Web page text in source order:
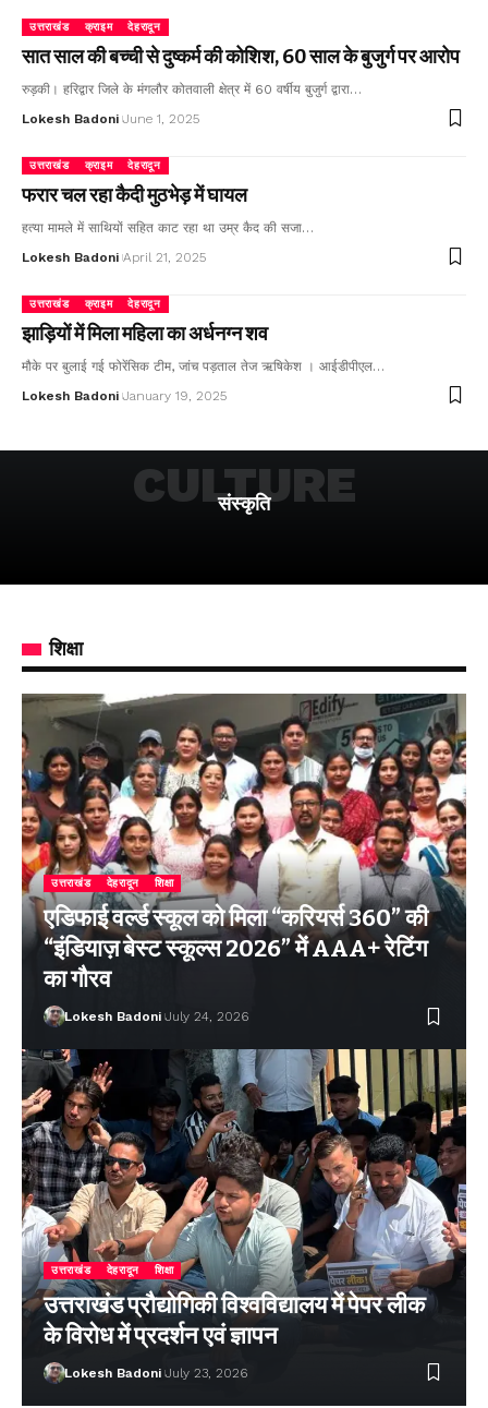
उत्तराखंड क्राइम देहरादून
सात साल की बच्ची से दुष्कर्म की कोशिश, 60 साल के बुजुर्ग पर आरोप
रुड़की। हरिद्वार जिले के मंगलौर कोतवाली क्षेत्र में 60 वर्षीय बुजुर्ग द्वारा…
Lokesh Badoni June 1, 2025
उत्तराखंड क्राइम देहरादून
फरार चल रहा कैदी मुठभेड़ में घायल
हत्या मामले में साथियों सहित काट रहा था उम्र कैद की सजा…
Lokesh Badoni April 21, 2025
उत्तराखंड क्राइम देहरादून
झाड़ियों में मिला महिला का अर्धनग्न शव
मौके पर बुलाई गई फोरेंसिक टीम, जांच पड़ताल तेज ऋषिकेश । आईडीपीएल…
Lokesh Badoni January 19, 2025
संस्कृति
CULTURE
शिक्षा
उत्तराखंड देहरादून शिक्षा
एडिफाई वर्ल्ड स्कूल को मिला “करियर्स 360” की
“इंडियाज़ बेस्ट स्कूल्स 2026” में AAA+ रेटिंग
का गौरव
Lokesh Badoni July 24, 2026
उत्तराखंड देहरादून शिक्षा
उत्तराखंड प्रौद्योगिकी विश्वविद्यालय में पेपर लीक
के विरोध में प्रदर्शन एवं ज्ञापन
Lokesh Badoni July 23, 2026